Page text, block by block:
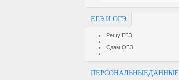
ЕГЭ И ОГЭ
Решу ЕГЭ
Сдам ОГЭ
ПЕРСОНАЛЬНЫЕДАННЫЕ